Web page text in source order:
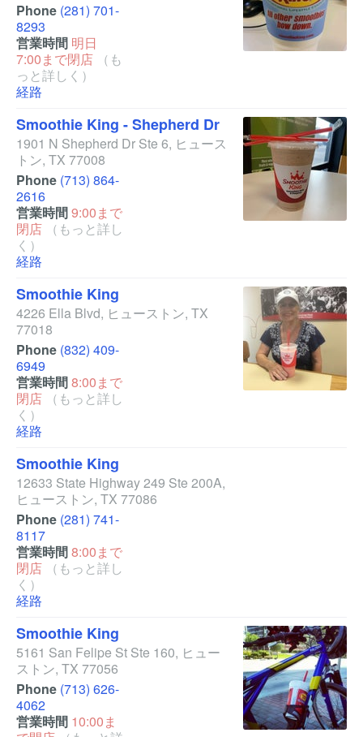
Phone (281) 701-
8293
営業時間 明日
7:00まで閉店
（も
っと詳しく）
経路
Smoothie King - Shepherd Dr
1901 N Shepherd Dr Ste 6, ヒュース
トン, TX 77008
Phone (713) 864-
2616
営業時間9:00まで
閉店
（もっと詳し
く）
経路
Smoothie King
4226 Ella Blvd, ヒューストン, TX
77018
Phone (832) 409-
6949
営業時間8:00まで
閉店
（もっと詳し
く）
経路
Smoothie King
12633 State Highway 249 Ste 200A,
ヒューストン, TX 77086
Phone (281) 741-
8117
営業時間8:00まで
閉店
（もっと詳し
く）
経路
Smoothie King
5161 San Felipe St Ste 160, ヒュー
ストン, TX 77056
Phone (713) 626-
4062
営業時間 10:00ま